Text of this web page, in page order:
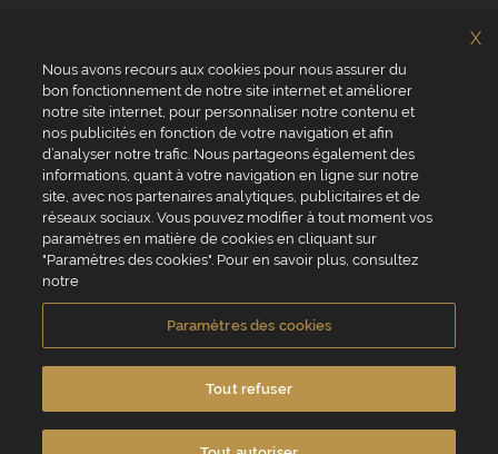
Servizio clienti
0039 02 82 94 01 46
Da lunedì a venerdì dalle 8.30 alle 17.30
VALRHONA SAS - 12 Avenue PRESIDENT ROOSEVELT 26600 TAIN
Condizioni generali di vendita Informativa Cookies
Informativa sulla privacy Informazioni legali
Nous avons recours aux cookies pour nous assurer du
bon fonctionnement de notre site internet et améliorer
notre site internet, pour personnaliser notre contenu et
nos publicités en fonction de votre navigation et afin
d’analyser notre trafic. Nous partageons également des
informations, quant à votre navigation en ligne sur notre
site, avec nos partenaires analytiques, publicitaires et de
réseaux sociaux. Vous pouvez modifier à tout moment vos
paramètres en matière de cookies en cliquant sur
"Paramètres des cookies". Pour en savoir plus, consultez
notre
Paramètres des cookies
Tout refuser
X